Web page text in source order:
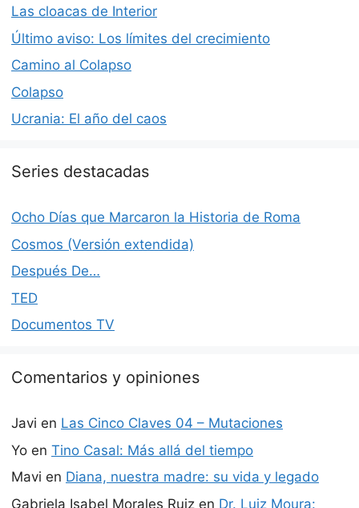
Las cloacas de Interior
Último aviso: Los límites del crecimiento
Camino al Colapso
Colapso
Ucrania: El año del caos
Series destacadas
Ocho Días que Marcaron la Historia de Roma
Cosmos (Versión extendida)
Después De…
TED
Documentos TV
Comentarios y opiniones
Javi en Las Cinco Claves 04 – Mutaciones
Yo en Tino Casal: Más allá del tiempo
Mavi en Diana, nuestra madre: su vida y legado
Gabriela Isabel Morales Ruiz en Dr. Luiz Moura: